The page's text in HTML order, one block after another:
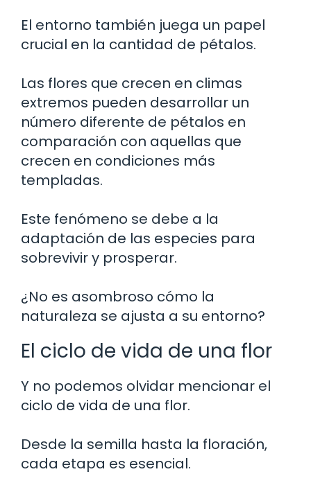
El entorno también juega un papel
crucial en la cantidad de pétalos.
Las flores que crecen en climas
extremos pueden desarrollar un
número diferente de pétalos en
comparación con aquellas que
crecen en condiciones más
templadas.
Este fenómeno se debe a la
adaptación de las especies para
sobrevivir y prosperar.
¿No es asombroso cómo la
naturaleza se ajusta a su entorno?
El ciclo de vida de una flor
Y no podemos olvidar mencionar el
ciclo de vida de una flor.
Desde la semilla hasta la floración,
cada etapa es esencial.